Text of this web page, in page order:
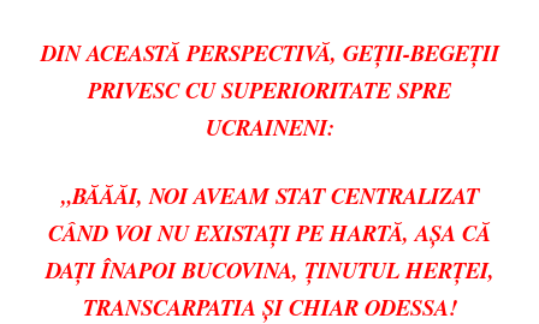
DIN ACEASTĂ PERSPECTIVĂ, GEȚII-BEGEȚII
PRIVESC CU SUPERIORITATE SPRE
UCRAINENI:
„BĂĂĂI, NOI AVEAM STAT CENTRALIZAT
CÂND VOI NU EXISTAȚI PE HARTĂ, AȘA CĂ
DAȚI ÎNAPOI BUCOVINA, ȚINUTUL HERȚEI,
TRANSCARPATIA ȘI CHIAR ODESSA!